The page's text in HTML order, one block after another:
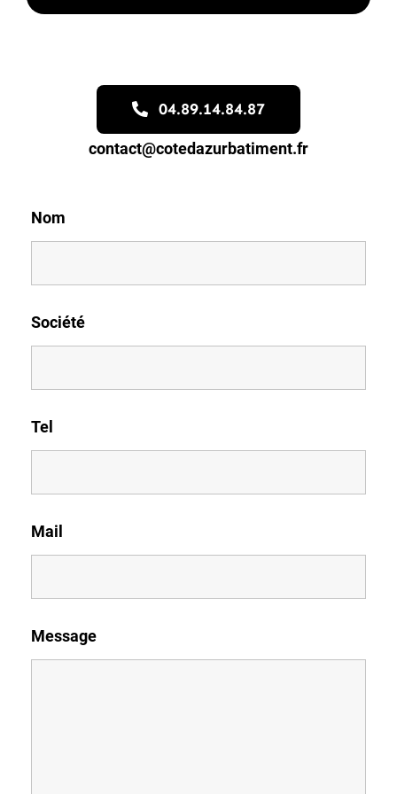
04.89.14.84.87
contact@cotedazurbatiment.fr
Nom
Société
Tel
Mail
Message